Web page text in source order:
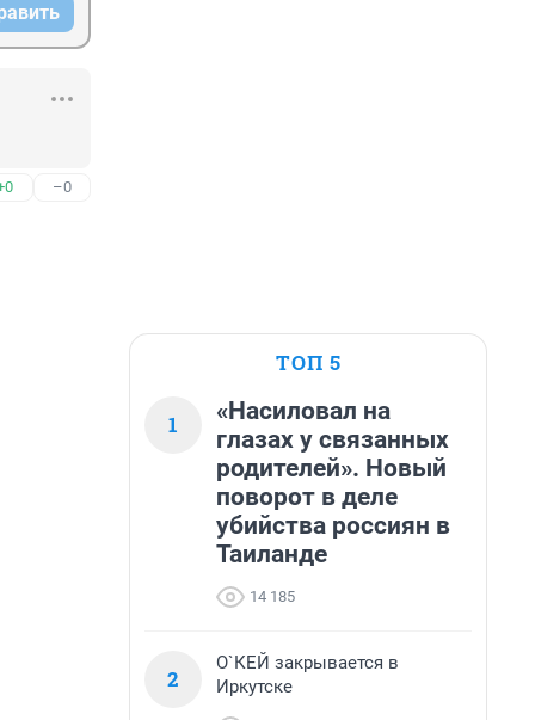
–0
ТОП 5
1
«Насиловал на
глазах у связанных
родителей». Новый
поворот в деле
убийства россиян в
Таиланде
14 185
2
О`КЕЙ закрывается в
Иркутске